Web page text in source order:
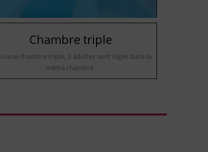
Chambre triple
une chambre triple, 3 adultes sont logés dans la
même chambre.